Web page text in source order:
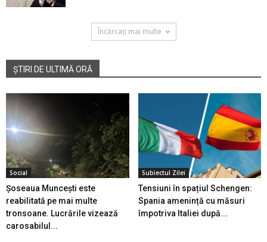
Încărcați mai multe
ȘTIRI DE ULTIMĂ ORĂ
Social
Șoseaua Muncești este
reabilitată pe mai multe
tronsoane. Lucrările vizează
carosabilul...
Subiectul Zilei
Tensiuni în spațiul Schengen:
Spania amenință cu măsuri
împotriva Italiei după...